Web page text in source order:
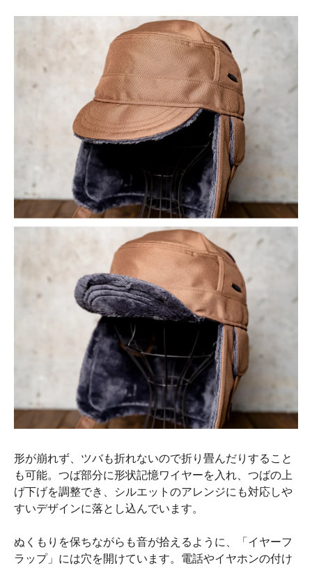
形が崩れず、ツバも折れないので折り畳んだりすること
も可能。つば部分に形状記憶ワイヤーを入れ、つばの上
げ下げを調整でき、シルエットのアレンジにも対応しや
すいデザインに落とし込んでいます。
ぬくもりを保ちながらも音が拾えるように、「イヤーフ
ラップ」には穴を開けています。電話やイヤホンの付け